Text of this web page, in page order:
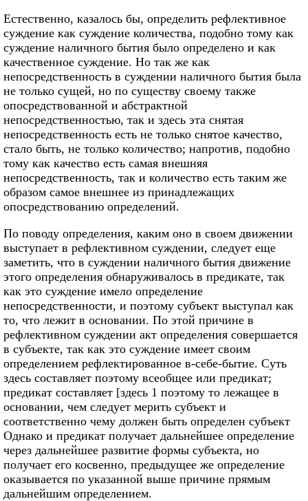
Естественно, казалось бы, определить рефлективное
суждение как суждение количества, подобно тому как
суждение наличного бытия было определено и как
качественное суждение. Но так же как
непосредственность в суждении наличного бытия была
не только сущей, но по существу своему также
опосредствованной и абстрактной
непосредственностью, так и здесь эта снятая
непосредственность есть не только снятое качество,
стало быть, не только количество; напротив, подобно
тому как качество есть самая внешняя
непосредственность, так и количество есть таким же
образом самое внешнее из принадлежащих
опосредствованию определений.
По поводу определения, каким оно в своем движении
выступает в рефлективном суждении, следует еще
заметить, что в суждении наличного бытия движение
этого определения обнаруживалось в предикате, так
как это суждение имело определение
непосредственности, и поэтому субъект выступал как
то, что лежит в основании. По этой причине в
рефлективном суждении акт определения совершается
в субъекте, так как это суждение имеет своим
определением рефлектированное в-себе-бытие. Суть
здесь составляет поэтому всеобщее или предикат;
предикат составляет [здесь 1 поэтому то лежащее в
основании, чем следует мерить субъект и
соответственно чему должен быть определен субъект
Однако и предикат получает дальнейшее определение
через дальнейшее развитие формы субъекта, но
получает его косвенно, предыдущее же определение
оказывается по указанной выше причине прямым
дальнейшим определением.